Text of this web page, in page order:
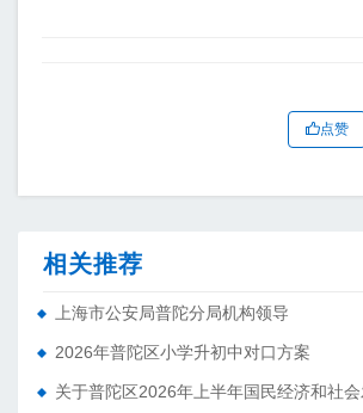
点赞
相关推荐
上海市公安局普陀分局机构领导
2026年普陀区小学升初中对口方案